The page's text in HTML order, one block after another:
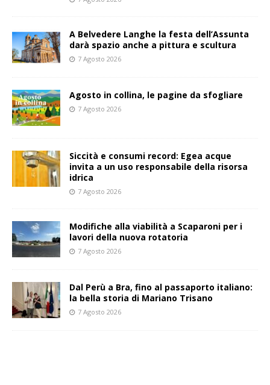
A Belvedere Langhe la festa dell’Assunta
darà spazio anche a pittura e scultura
7 Agosto 2026
Agosto in collina, le pagine da sfogliare
7 Agosto 2026
Siccità e consumi record: Egea acque
invita a un uso responsabile della risorsa
idrica
7 Agosto 2026
Modifiche alla viabilità a Scaparoni per i
lavori della nuova rotatoria
7 Agosto 2026
​Dal Perù a Bra, fino al passaporto italiano:
la bella storia di Mariano Trisano
7 Agosto 2026